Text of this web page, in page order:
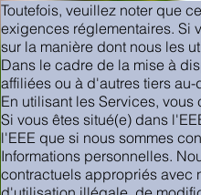
Toutefois, veuillez noter que
exigences réglementaires. Si
sur la manière dont nous les
Dans le cadre de la mise à
affiliées ou à d'autres tiers
En utilisant les Services,
Si vous êtes situé(e) dans
l'EEE que si nous sommes
Informations personnelles.
contractuels appropriés avec